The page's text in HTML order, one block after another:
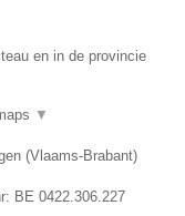
en in de provincie
▼
(Vlaams-Brabant)
BE 0422.306.227